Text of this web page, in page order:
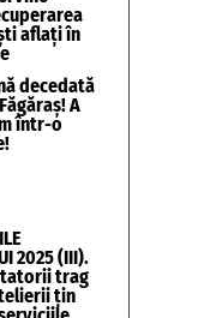
aflaţi în
decedată
A
într-o
2025 (III).
trag
țin